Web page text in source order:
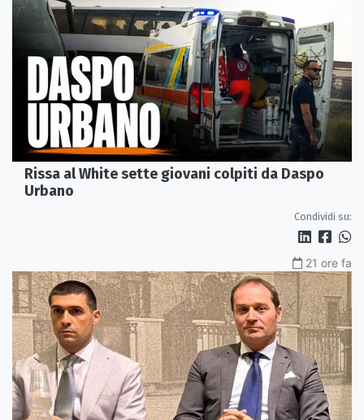
Rissa al White sette giovani colpiti da Daspo
Urbano
Condividi su:
21 ore fa